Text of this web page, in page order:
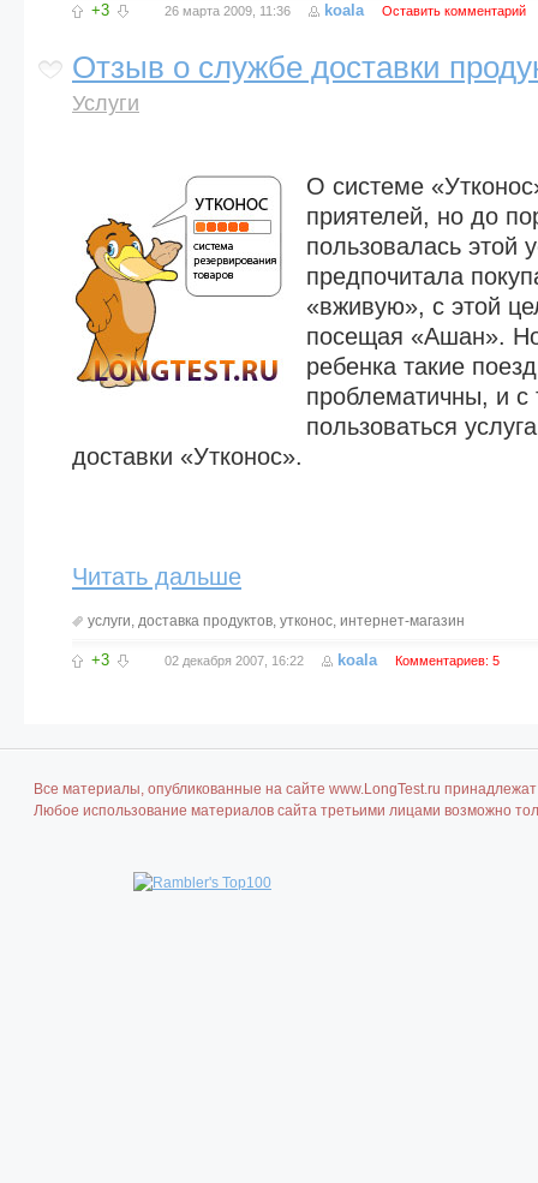
+3 26 марта 2009, 11:36 koala Оставить комментарий
Отзыв о службе доставки
Услуги
О системе
приятелей, но до
пользовалась этой
предпочитала
«вживую», с этой
посещая «Ашан».
ребенка такие
проблематичны, и с
пользоваться
доставки «Утконос».
Читать дальше
услуги, доставка продуктов, утконос, интернет-магазин
+3 02 декабря 2007, 16:22 koala Комментариев: 5
Все материалы, опубликованные на сайте www.LongTest.ru
Любое использование материалов сайта третьими лицами возможно